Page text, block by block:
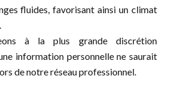
fluides, favorisant ainsi un climat
à la plus grande discrétion
information personnelle ne saurait
de notre réseau professionnel.